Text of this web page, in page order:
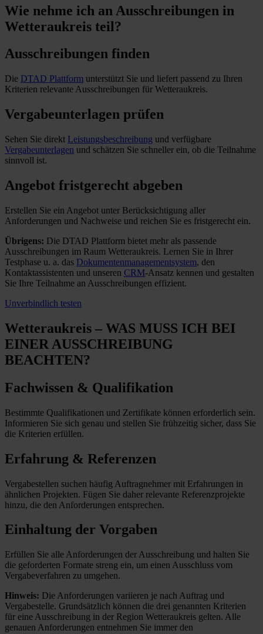
Wie nehme ich an Ausschreibungen in
Wetteraukreis teil?
Ausschreibungen finden
Die DTAD Plattform unterstützt Sie und liefert passend zu Ihren
Kriterien relevante Ausschreibungen für Wetteraukreis.
Vergabeunterlagen prüfen
Sehen Sie direkt Leistungsbeschreibung und verfügbare
Vergabeunterlagen und schätzen Sie schneller ein, ob die Teilnahme
sinnvoll ist.
Angebot fristgerecht abgeben
Erstellen Sie ein Angebot unter Berücksichtigung aller
Anforderungen und Nachweise und reichen Sie es fristgerecht ein.
Übrigens: Die DTAD Plattform bietet mehr als passende
Ausschreibungen im Raum Wetteraukreis. Lernen Sie in Ihrer
Testphase u. a. das Dokumentenmanagementsystem, den
Kontaktassistenten und unseren CRM-Ansatz kennen und gestalten
Sie Ihre Teilnahme an Ausschreibungen effizient.
Unverbindlich testen
Wetteraukreis – WAS MUSS ICH BEI
EINER AUSSCHREIBUNG
BEACHTEN?
Fachwissen & Qualifikation
Bestimmte Qualifikationen und Zertifikate können erforderlich sein.
Informieren Sie sich genau und stellen Sie frühzeitig sicher, dass Sie
die Kriterien erfüllen.
Erfahrung & Referenzen
Vergabestellen suchen häufig Auftragnehmer mit Erfahrungen in
ähnlichen Projekten. Fügen Sie daher relevante Referenzprojekte
hinzu, die den Anforderungen entsprechen.
Einhaltung der Vorgaben
Erfüllen Sie alle Anforderungen der Ausschreibung und halten Sie
die geforderten Formate streng ein, um einen Ausschluss vom
Vergabeverfahren zu umgehen.
Hinweis: Die Anforderungen variieren je nach Auftrag und
Vergabestelle. Grundsätzlich können die drei genannten Kriterien
für eine Ausschreibung in der Region Wetteraukreis gelten. Alle
genauen Anforderungen entnehmen Sie immer den